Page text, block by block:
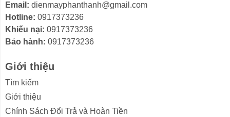
Email: dienmayphanthanh@gmail.com
Hotline: 0917373236
Khiếu nại: 0917373236
Bảo hành: 0917373236
Giới thiệu
Tìm kiếm
Giới thiệu
Chính Sách Đổi Trả và Hoàn Tiền